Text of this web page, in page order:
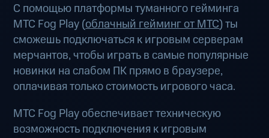
С помощью платформы туманного гейминга
МТС Fog Play (облачный гейминг от МТС) ты
сможешь подключаться к игровым серверам
мерчантов, чтобы играть в самые популярные
новинки на слабом ПК прямо в браузере,
оплачивая только стоимость игрового часа.
МТС Fog Play обеспечивает техническую
возможность подключения к игровым